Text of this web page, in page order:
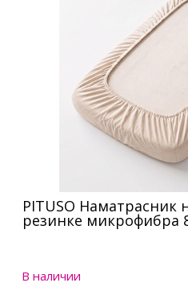
PITUSO
резинке микрофибра
В наличии